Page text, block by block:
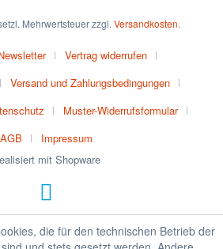
Mehrwertsteuer zzgl. Versandkosten.
Vertrag widerrufen
Versand und Zahlungsbedingungen
Muster-Widerrufsformular
AGB
Impressum
mit Shopware
die für den technischen Betrieb der